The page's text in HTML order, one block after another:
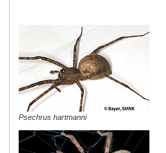
Psechrus hartmanni